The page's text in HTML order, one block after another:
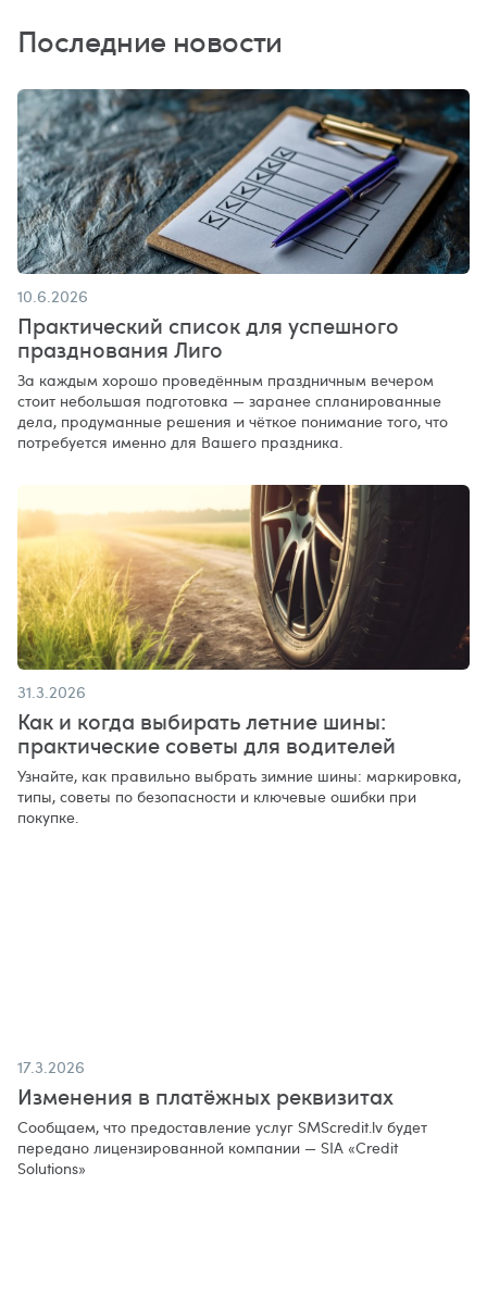
Последние новости
10.6.2026
Практический список для успешного
празднования Лиго
За каждым хорошо проведённым праздничным вечером
стоит небольшая подготовка — заранее спланированные
дела, продуманные решения и чёткое понимание того, что
потребуется именно для Вашего праздника.
31.3.2026
Как и когда выбирать летние шины:
практические советы для водителей
Узнайте, как правильно выбрать зимние шины: маркировка,
типы, советы по безопасности и ключевые ошибки при
покупке.
17.3.2026
Изменения в платёжных реквизитах
Сообщаем, что предоставление услуг SMScredit.lv будет
передано лицензированной компании — SIA «Credit
Solutions»